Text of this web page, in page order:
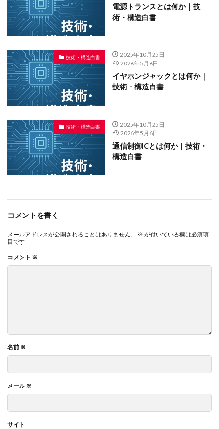
電源トランスとは何か｜技
術・構造白書
技術・構造白書
2025年10月25日
2026年5月6日
イヤホンジャックとは何か｜
技術・構造白書
技術・構造白書
2025年10月25日
2026年5月6日
通信制御ICとは何か｜技術・
構造白書
コメントを書く
メールアドレスが公開されることはありません。 ※ が付いている欄は必須項
目です
コメント ※
名前 ※
メール※
サイト